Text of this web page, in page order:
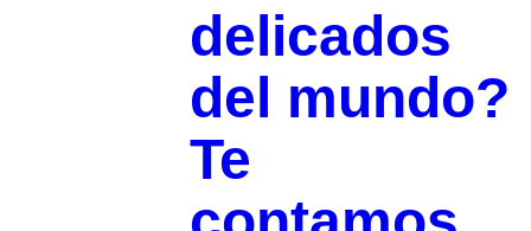
delicados
del mundo?
Te